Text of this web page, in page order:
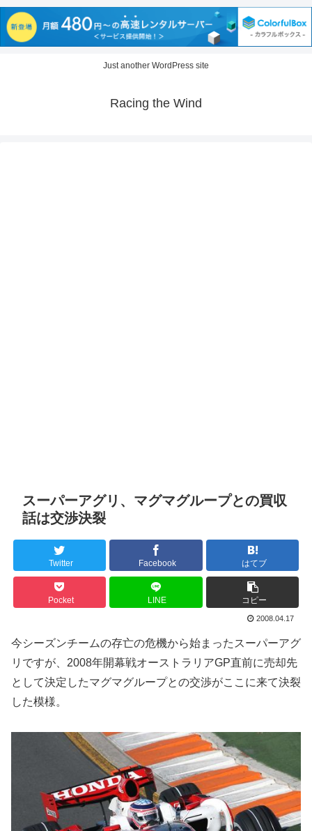
Just another WordPress site
Racing the Wind
スーパーアグリ、マグマグループとの買収
話は交渉決裂
Twitter Facebook はてブ
Pocket LINE コピー
2008.04.17
今シーズンチームの存亡の危機から始まったスーパーアグ
リですが、2008年開幕戦オーストラリアGP直前に売却先
として決定したマグマグループとの交渉がここに来て決裂
した模様。